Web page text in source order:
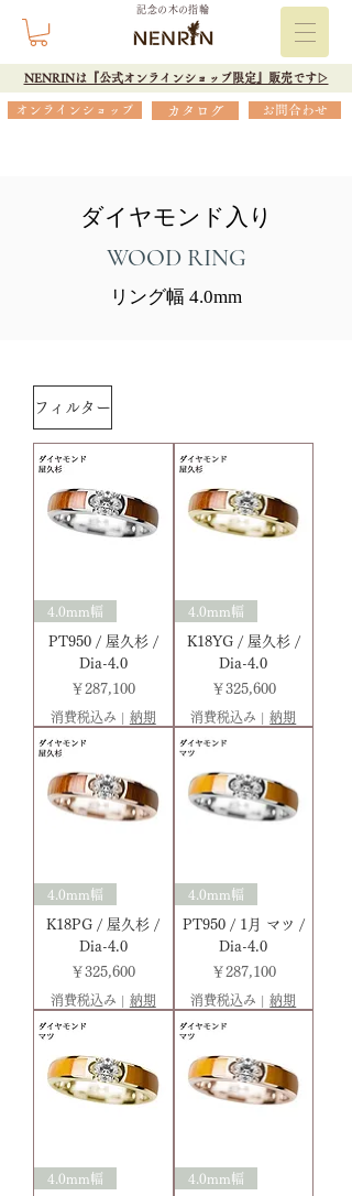
記念の木の指輪
NENRINは『公式オンラインショップ限定』販売です▷
オンラインショップ カタログ お問合わせ
ダイヤモンド入り
WOOD RING
リング幅 4.0mm
フィルター
4.0mm幅
PT950 / 屋久杉 /
Dia-4.0
価格
￥287,100
消費税込み | 納期
4.0mm幅
K18YG / 屋久杉 /
Dia-4.0
価格
￥325,600
消費税込み |納期
4.0mm幅
K18PG / 屋久杉 /
Dia-4.0
価格
￥325,600
消費税込み | 納期
4.0mm幅
PT950 / 1月 マツ /
Dia-4.0
価格
￥287,100
消費税込み |納期
4.0mm幅 4.0mm幅